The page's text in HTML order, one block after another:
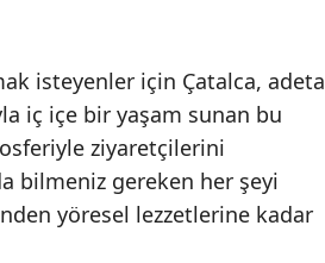
isteyenler için Çatalca, adeta
iç içe bir yaşam sunan bu
ziyaretçilerini
bilmeniz gereken her şeyi
yöresel lezzetlerine kadar